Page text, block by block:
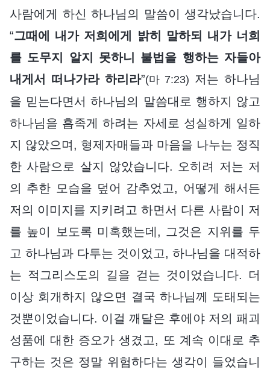
사람에게 하신 하나님의 말씀이 생각났습니다.
“그때에 내가 저희에게 밝히 말하되 내가 너희
를 도무지 알지 못하니 불법을 행하는 자들아
내게서 떠나가라 하리라”(마 7:23) 저는 하나님
을 믿는다면서 하나님의 말씀대로 행하지 않고
하나님을 흡족게 하려는 자세로 성실하게 일하
지 않았으며, 형제자매들과 마음을 나누는 정직
한 사람으로 살지 않았습니다. 오히려 저는 저
의 추한 모습을 덮어 감추었고, 어떻게 해서든
저의 이미지를 지키려고 하면서 다른 사람이 저
를 높이 보도록 미혹했는데, 그것은 지위를 두
고 하나님과 다투는 것이었고, 하나님을 대적하
는 적그리스도의 길을 걷는 것이었습니다. 더
이상 회개하지 않으면 결국 하나님께 도태되는
것뿐이었습니다. 이걸 깨달은 후에야 저의 패괴
성품에 대한 증오가 생겼고, 또 계속 이대로 추
구하는 것은 정말 위험하다는 생각이 들었습니